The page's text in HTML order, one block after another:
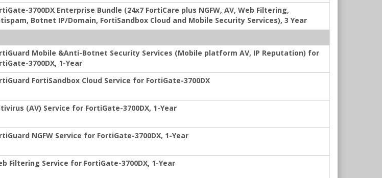
3700DX Enterprise Bundle (24x7 FortiCare plus NGFW, AV, Web Filtering,
Botnet IP/Domain, FortiSandbox Cloud and Mobile Security Services), 3 Year
Mobile &Anti-Botnet Security Services (Mobile platform AV, IP Reputation) for
3700DX, 1-Year
FortiSandbox Cloud Service for FortiGate-3700DX
(AV) Service for FortiGate-3700DX, 1-Year
NGFW Service for FortiGate-3700DX, 1-Year
Filtering Service for FortiGate-3700DX, 1-Year